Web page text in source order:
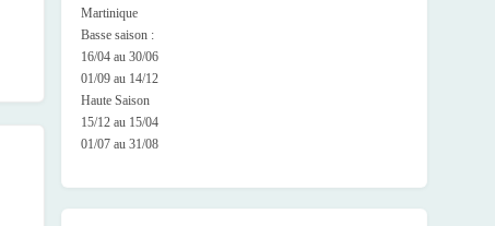
Martinique
Basse saison :
16/04 au 30/06
01/09 au 14/12
Haute Saison
15/12 au 15/04
01/07 au 31/08